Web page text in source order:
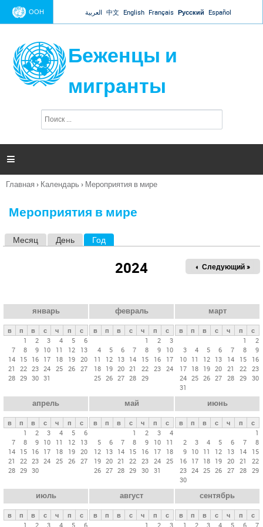
Jump to navigation
ООН العربية 中文 English Français Русский Español
Беженцы и
мигранты
п
и

Вы
Главная › Календарь › Мероприятия в мире
Мероприятия в мире
е
в
л
а
д
к
и
Месяц День Год
2024 « Пред.
Следующий »
январь
в п в с ч п
с
1
2 3 4 5
6
7
8 9 10 11 12
13
14 15 16 17 18 19 20
21
22 23 24 25 26 27
28 29 30 31
февраль
в п в с ч п
с
1
2
3
4
5 6 7 8 9
10
11
12 13 14 15 16
17
18 19 20 21 22 23 24
25 26 27 28 29
март
в п в с ч п
с
1
2
3
4 5 6 7 8
9
10 11 12 13 14 15
16
17 18 19 20 21 22 23
24 25 26 27 28 29 30
31
апрель
в п в с ч п
с
1
2 3 4 5
6
7
8 9 10 11 12
13
14 15 16 17 18 19 20
21
22 23 24 25 26 27
28 29 30
май
в п в с ч п
с
1
2 3
4
5
6 7 8 9 10
11
12 13 14 15 16 17
18
19 20 21 22 23 24 25
26 27 28 29 30 31
июнь
в п в с ч п
с
1
2
3 4 5 6 7
8
9 10 11 12 13 14
15
16 17 18 19 20 21
22
23 24 25 26 27 28 29
30
июль
в п в с ч п
с
1
2 3 4 5 6
август
в п в с ч п
с
1
2 3
сентябрь
в п в с ч п
с
1
2 3 4 5 6 7